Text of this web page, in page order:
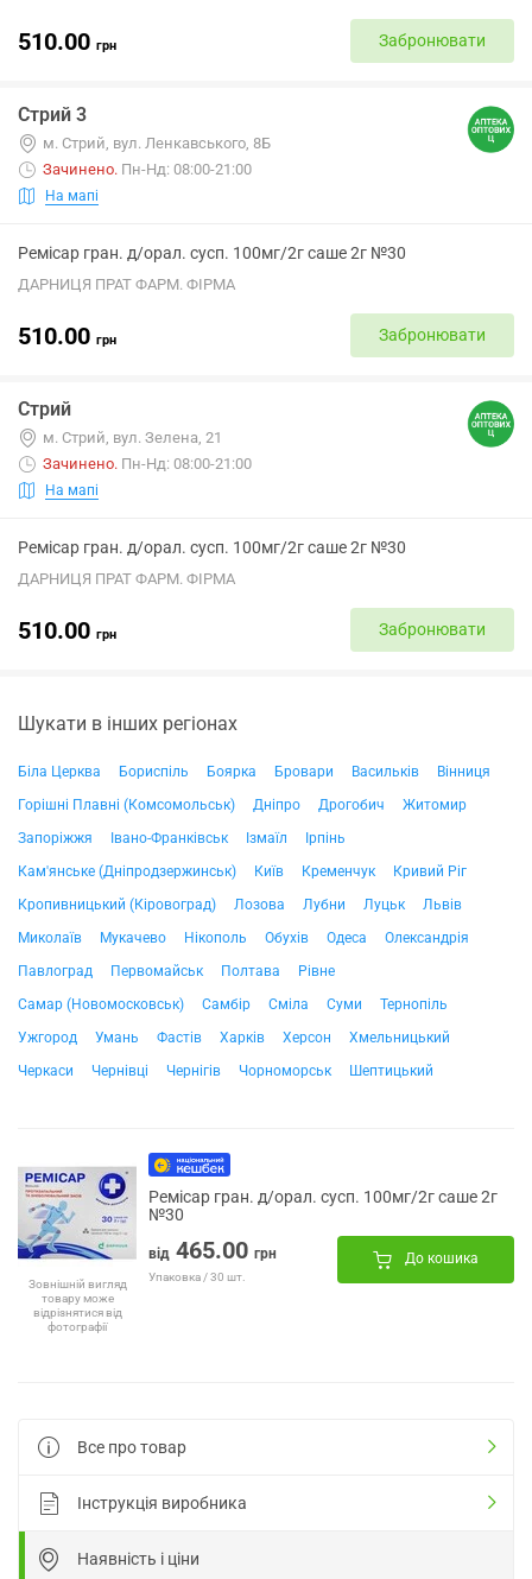
510.00 грн Забронювати
Стрий 3
м. Стрий, вул. Ленкавського, 8Б
Зачинено. Пн-Нд: 08:00-21:00
На мапі
Ремісар гран. д/орал. сусп. 100мг/2г саше 2г №30
ДАРНИЦЯ ПРАТ ФАРМ. ФІРМА
510.00 грн Забронювати
Стрий
м. Стрий, вул. Зелена, 21
Зачинено. Пн-Нд: 08:00-21:00
На мапі
Ремісар гран. д/орал. сусп. 100мг/2г саше 2г №30
ДАРНИЦЯ ПРАТ ФАРМ. ФІРМА
510.00 грн Забронювати
Шукати в інших регіонах
Біла Церква Бориспіль Боярка Бровари Васильків
Вінниця
Горішні Плавні (Комсомольськ)
Дніпро Дрогобич
Житомир
Запоріжжя
Івано-Франківськ Ізмаїл
Ірпінь
Кам'янське (Дніпродзержинськ)
Київ Кременчук
Кривий Ріг
Кропивницький (Кіровоград)
Лозова Лубни Луцьк
Львів
Миколаїв
Мукачево Нікополь Обухів Одеса
Олександрія
Павлоград
Первомайськ Полтава
Рівне
Самар (Новомосковськ)
Самбір Сміла Суми
Тернопіль
Ужгород
Умань Фастів Харків Херсон
Хмельницький
Черкаси
Чернівці Чернігів Чорноморськ Шептицький
Зовнішній вигляд
товару може
відрізнятися від
фотографії
Ремісар гран. д/орал. сусп. 100мг/2г саше 2г
№30
від 465.00 грн
Упаковка / 30 шт.
До кошика
Все про товар
Інструкція виробника
Наявність і ціни